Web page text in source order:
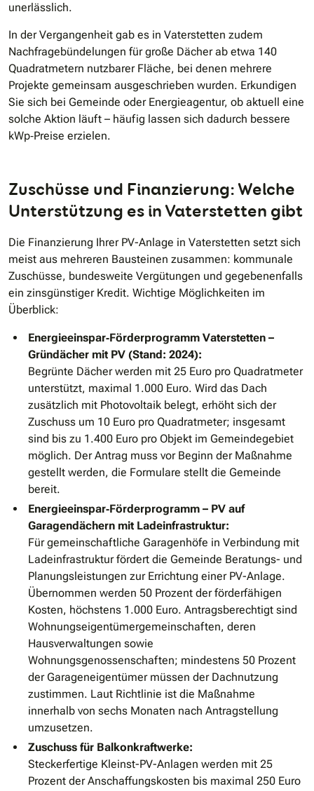
unerlässlich.
In der Vergangenheit gab es in Vaterstetten zudem
Nachfragebündelungen für große Dächer ab etwa 140
Quadratmetern nutzbarer Fläche, bei denen mehrere
Projekte gemeinsam ausgeschrieben wurden. Erkundigen
Sie sich bei Gemeinde oder Energieagentur, ob aktuell eine
solche Aktion läuft – häufig lassen sich dadurch bessere
kWp‐Preise erzielen.
Zuschüsse und Finanzierung: Welche
Unterstützung es in Vaterstetten gibt
Die Finanzierung Ihrer PV-Anlage in Vaterstetten setzt sich
meist aus mehreren Bausteinen zusammen: kommunale
Zuschüsse, bundesweite Vergütungen und gegebenenfalls
ein zinsgünstiger Kredit. Wichtige Möglichkeiten im
Überblick:
Energieeinspar‐Förderprogramm Vaterstetten –
Gründächer mit PV (Stand: 2024):
Begrünte Dächer werden mit 25 Euro pro Quadratmeter
unterstützt, maximal 1.000 Euro. Wird das Dach
zusätzlich mit Photovoltaik belegt, erhöht sich der
Zuschuss um 10 Euro pro Quadratmeter; insgesamt
sind bis zu 1.400 Euro pro Objekt im Gemeindegebiet
möglich. Der Antrag muss vor Beginn der Maßnahme
gestellt werden, die Formulare stellt die Gemeinde
bereit.
Energieeinspar‐Förderprogramm – PV auf
Garagendächern mit Ladeinfrastruktur:
Für gemeinschaftliche Garagenhöfe in Verbindung mit
Ladeinfrastruktur fördert die Gemeinde Beratungs- und
Planungsleistungen zur Errichtung einer PV-Anlage.
Übernommen werden 50 Prozent der förderfähigen
Kosten, höchstens 1.000 Euro. Antragsberechtigt sind
Wohnungseigentümergemeinschaften, deren
Hausverwaltungen sowie
Wohnungsgenossenschaften; mindestens 50 Prozent
der Garageneigentümer müssen der Dachnutzung
zustimmen. Laut Richtlinie ist die Maßnahme
innerhalb von sechs Monaten nach Antragstellung
umzusetzen.
Zuschuss für Balkonkraftwerke:
Steckerfertige Kleinst-PV-Anlagen werden mit 25
Prozent der Anschaffungskosten bis maximal 250 Euro